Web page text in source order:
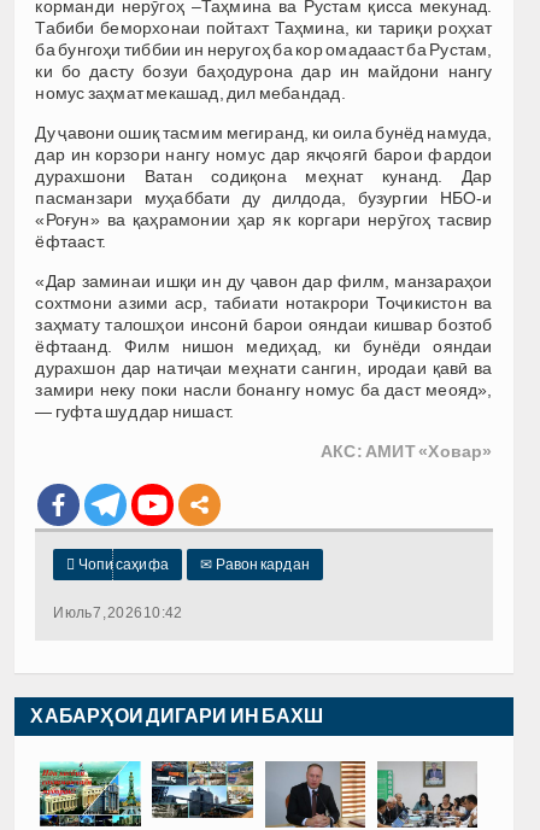
корманди нерӯгоҳ –Таҳмина ва Рустам қисса мекунад.
Табиби беморхонаи пойтахт Таҳмина, ки тариқи роҳхат
ба бунгоҳи тиббии ин неругоҳ ба кор омадааст ба Рустам,
ки бо дасту бозуи баҳодурона дар ин майдони нангу
номус заҳмат мекашад, дил мебандад.
Ду ҷавони ошиқ тасмим мегиранд, ки оила бунёд намуда,
дар ин корзори нангу номус дар якҷоягӣ барои фардои
дурахшони Ватан содиқона меҳнат кунанд. Дар
пасманзари муҳаббати ду дилдода, бузургии НБО-и
«Роғун» ва қаҳрамонии ҳар як коргари нерӯгоҳ тасвир
ёфтааст.
«Дар заминаи ишқи ин ду ҷавон дар филм, манзараҳои
сохтмони азими аср, табиати нотакрори Тоҷикистон ва
заҳмату талошҳои инсонӣ барои ояндаи кишвар бозтоб
ёфтаанд. Филм нишон медиҳад, ки бунёди ояндаи
дурахшон дар натиҷаи меҳнати сангин, иродаи қавӣ ва
замири неку поки насли бонангу номус ба даст меояд»,
— гуфта шуд дар нишаст.
АКС: АМИТ «Ховар»
 Чопи саҳифа ✉ Равон кардан
Июль 7, 2026 10:42
ХАБАРҲОИ ДИГАРИ ИН БАХШ